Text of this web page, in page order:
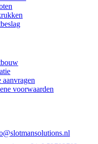
aanvragen
voorwaarden